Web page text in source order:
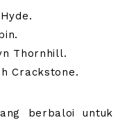
Thornhill.
Crackstone.
berbaloi untuk